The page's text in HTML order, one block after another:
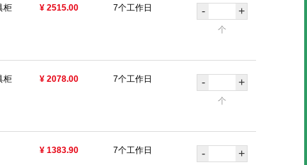
柜 ¥ 2515.00 7个工作日 - +
个
柜 ¥ 2078.00 7个工作日 - +
个
¥ 1383.90 7个工作日 - +